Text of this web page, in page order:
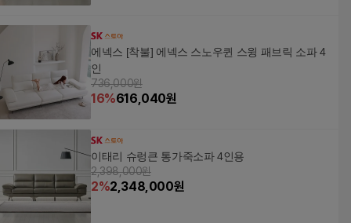
에넥스 [착불] 에넥스 스노우퀸 스윙 패브릭 소파 4
인
736,000원
16%616,040원
이태리 슈렁큰 통가죽소파 4인용
2,398,000원
2%2,348,000원